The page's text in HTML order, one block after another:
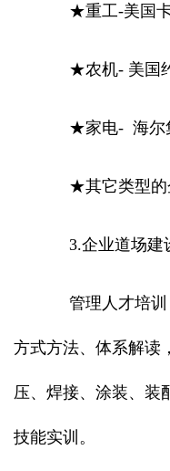
★重工-美国
★农机- 美国
★家电- 海尔
★其它类型的
3.企业道场建
管理人才培训
方式方法、体系解读
压、焊接、涂装、装
技能实训。